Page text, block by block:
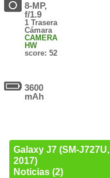
8-MP,
f/1.9
1 Trasera
Cámara
CAMERA
HW
score: 52
3600
mAh
Galaxy J7 (SM-J727U,
2017)
Noticias (2)